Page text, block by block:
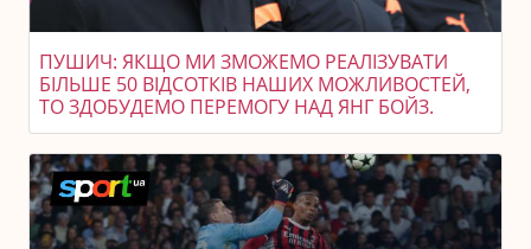
ПУШИЧ: ЯКЩО МИ ЗМОЖЕМО РЕАЛІЗУВАТИ
БІЛЬШЕ 50 ВІДСОТКІВ НАШИХ МОЖЛИВОСТЕЙ,
ТО ЗДОБУДЕМО ПЕРЕМОГУ НАД ЯНГ БОЙЗ.